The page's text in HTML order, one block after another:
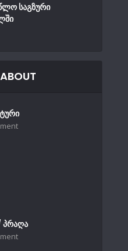
საგზური
პრაღა